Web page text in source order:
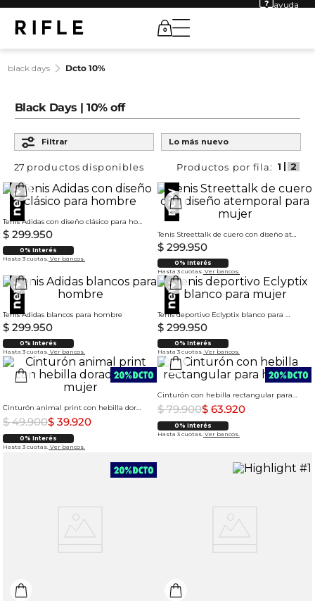
ayuda
0
black days dcto 10%
Black Days | 10% off
Filtrar
Lo más nuevo
27 productos
Tenis Adidas con diseño clásico para hombre
$ 299.950
0% Interés
Hasta 3 cuotas. Ver bancos.
Tenis Streettalk de cuero con diseño atemporal para mujer
$ 299.950
0% Interés
Hasta 3 cuotas. Ver bancos.
Tenis Adidas blancos para hombre
$ 299.950
0% Interés
Hasta 3 cuotas. Ver bancos.
Tenis deportivo Eclyptix blanco para mujer
$ 299.950
0% Interés
Hasta 3 cuotas. Ver bancos.
Cinturón animal print con hebilla dorada para mujer
$ 49.900$ 39.920
0% Interés
Hasta 3 cuotas. Ver bancos.
Cinturón con hebilla rectangular para hombre
$ 79.900$ 63.920
0% Interés
Hasta 3 cuotas. Ver bancos.